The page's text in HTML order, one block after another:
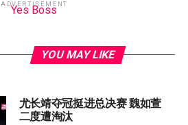
ADVERTISEMENT
Yes Boss
YOU MAY LIKE
尤长靖夺冠挺进总决赛 魏如萱
二度遭淘汰